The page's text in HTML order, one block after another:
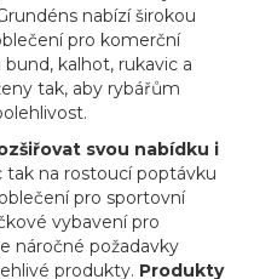
nabízí širokou
pro komerční
kalhot, rukavic a
tak, aby rybářům
svou nabídku i
tak na rostoucí poptávku
pro sportovní
vybavení pro
náročné požadavky
produkty. Produkty